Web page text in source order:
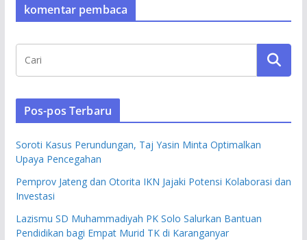
komentar pembaca
Pos-pos Terbaru
Soroti Kasus Perundungan, Taj Yasin Minta Optimalkan
Upaya Pencegahan
Pemprov Jateng dan Otorita IKN Jajaki Potensi Kolaborasi dan
Investasi
Lazismu SD Muhammadiyah PK Solo Salurkan Bantuan
Pendidikan bagi Empat Murid TK di Karanganyar